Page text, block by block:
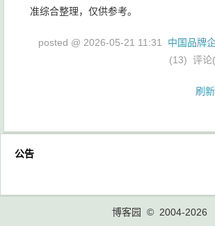
准综合整理，仅供参考。
posted @ 2026-05-21 11:31 中国品牌
(13) 评论(
刷
公告
博客园 © 2004-2026